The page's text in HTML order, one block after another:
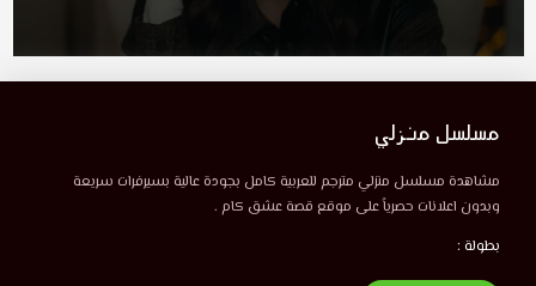
مسلسل منزلي
مشاهدة مسلسل منزلي مترجم للعربية كامل بجودة عالية بسيرفرات سريعة
وبدون اعلانات حصرياً على موقع قصة عشق كام .
بطولة :